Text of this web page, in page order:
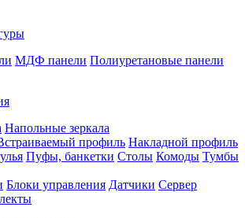
МДФ панели Полиуретановые панели
Напольные зеркала
профиль Накладной профиль
Пуфы, банкетки Столы Комоды Тумбы
Блоки управления Датчики Сервер